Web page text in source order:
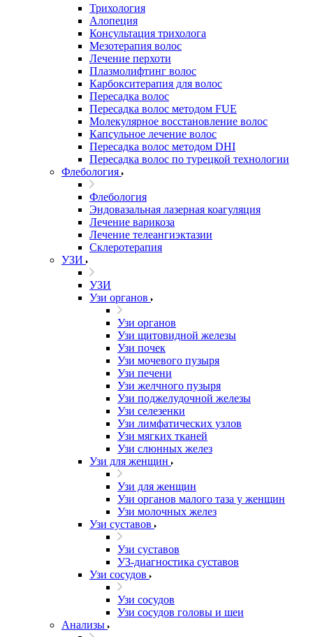
Трихология
Алопеция
Консультация трихолога
Мезотерапия волос
Лечение перхоти
Плазмолифтинг волос
Карбокситерапия для волос
Пересадка волос
Пересадка волос методом FUE
Молекулярное восстановление волос
Капсульное лечение волос
Пересадка волос методом DHI
Пересадка волос по турецкой технологии
Флебология
Флебология
Эндовазальная лазерная коагуляция
Лечение варикоза
Лечение телеангиэктазии
Склеротерапия
УЗИ
УЗИ
Узи органов
Узи органов
Узи щитовидной железы
Узи почек
Узи мочевого пузыря
Узи печени
Узи желчного пузыря
Узи поджелудочной железы
Узи селезенки
Узи лимфатических узлов
Узи мягких тканей
Узи слюнных желез
Узи для женщин
Узи для женщин
Узи органов малого таза у женщин
Узи молочных желез
Узи cуставов
Узи cуставов
УЗ-диагностика суставов
Узи сосудов
Узи сосудов
Узи сосудов головы и шеи
Анализы